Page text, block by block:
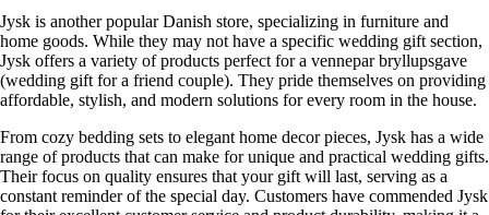
Jysk is another popular Danish store, specializing in furniture and
home goods. While they may not have a specific wedding gift section,
Jysk offers a variety of products perfect for a vennepar bryllupsgave
(wedding gift for a friend couple). They pride themselves on providing
affordable, stylish, and modern solutions for every room in the house.
From cozy bedding sets to elegant home decor pieces, Jysk has a wide
range of products that can make for unique and practical wedding gifts.
Their focus on quality ensures that your gift will last, serving as a
constant reminder of the special day. Customers have commended Jysk